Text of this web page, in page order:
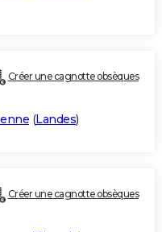
Créer une cagnotte obsèques
(Landes)
Créer une cagnotte obsèques